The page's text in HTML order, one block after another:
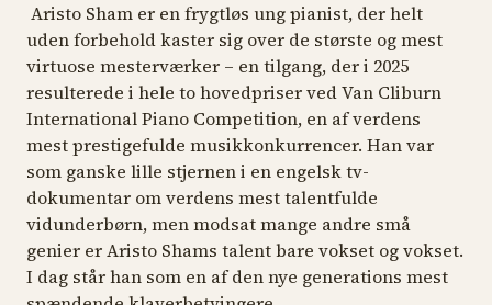
Sergej Rachmaninov (1873–1943):
Variationer over et tema af Chopin, op. 22 (1903)
---
Frédéric Chopin (1810–1849):
Fire impromptuer (1834-1842)
Ludwig van Beethoven (1770–1827):
Klaversonate nr. 14 i cis-mol, op. 27 nr. 2 “Quasi una
fantasia” (Måneskinssonaten) (1801)
Aristo Sham er en frygtløs ung pianist, der helt
uden forbehold kaster sig over de største og mest
virtuose mesterværker – en tilgang, der i 2025
resulterede i hele to hovedpriser ved Van Cliburn
International Piano Competition, en af verdens
mest prestigefulde musikkonkurrencer. Han var
som ganske lille stjernen i en engelsk tv-
dokumentar om verdens mest talentfulde
vidunderbørn, men modsat mange andre små
genier er Aristo Shams talent bare vokset og vokset.
I dag står han som en af den nye generations mest